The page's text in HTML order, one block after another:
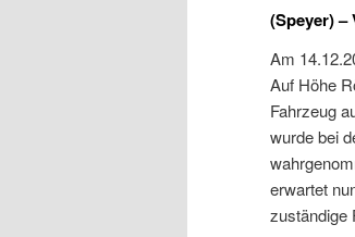
(Speyer)
Am
Auf Höhe
Fahrzeug
wurde bei
erwartet
zuständige